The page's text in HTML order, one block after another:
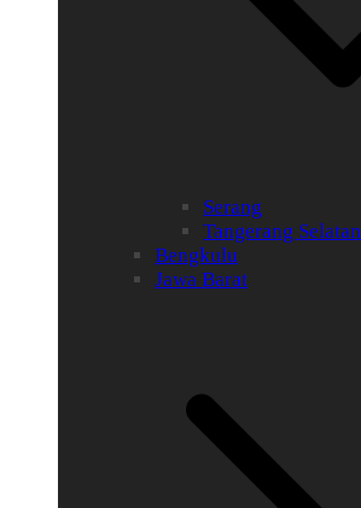
Serang
Tangerang Selatan
Bengkulu
Jawa Barat